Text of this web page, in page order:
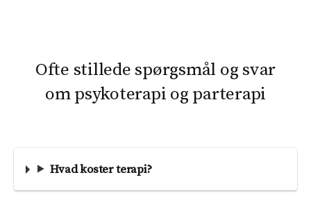
Ofte stillede spørgsmål og svar
om psykoterapi og parterapi
Hvad koster terapi?